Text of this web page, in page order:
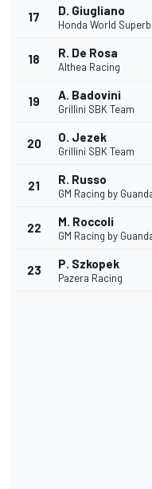
17 D. Giugliano
Honda World
18 R. De Rosa
Althea Racing
19 A. Badovini
Grillini SBK Team
20 O. Jezek
Grillini SBK Team
21 R. Russo
GM Racing by
22 M. Roccoli
GM Racing by
23 P. Szkopek
Pazera Racing